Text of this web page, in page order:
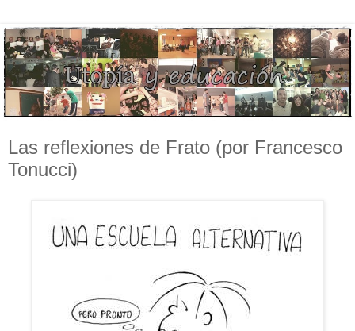
Las reflexiones de Frato (por Francesco
Tonucci)